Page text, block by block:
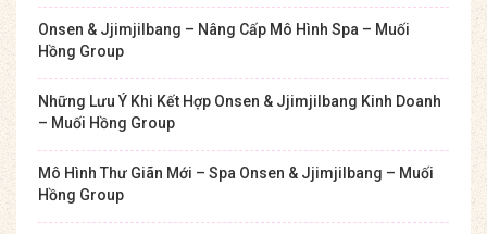
Onsen & Jjimjilbang – Nâng Cấp Mô Hình Spa – Muối
Hồng Group
Những Lưu Ý Khi Kết Hợp Onsen & Jjimjilbang Kinh Doanh
– Muối Hồng Group
Mô Hình Thư Giãn Mới – Spa Onsen & Jjimjilbang – Muối
Hồng Group